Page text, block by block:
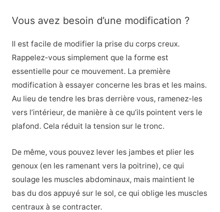
Vous avez besoin d’une modification ?
Il est facile de modifier la prise du corps creux.
Rappelez-vous simplement que la forme est
essentielle pour ce mouvement. La première
modification à essayer concerne les bras et les mains.
Au lieu de tendre les bras derrière vous, ramenez-les
vers l’intérieur, de manière à ce qu’ils pointent vers le
plafond. Cela réduit la tension sur le tronc.
De même, vous pouvez lever les jambes et plier les
genoux (en les ramenant vers la poitrine), ce qui
soulage les muscles abdominaux, mais maintient le
bas du dos appuyé sur le sol, ce qui oblige les muscles
centraux à se contracter.